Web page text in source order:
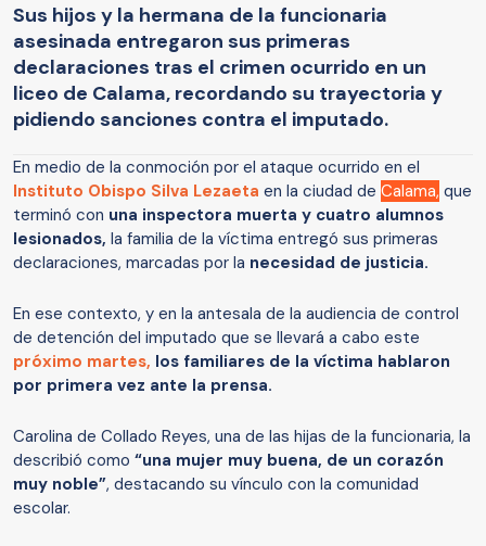
Sus hijos y la hermana de la funcionaria
asesinada entregaron sus primeras
declaraciones tras el crimen ocurrido en un
liceo de Calama, recordando su trayectoria y
pidiendo sanciones contra el imputado.
En medio de la conmoción por el ataque ocurrido en el
Instituto Obispo Silva Lezaeta en la ciudad de Calama, que
terminó con una inspectora muerta y cuatro alumnos
lesionados, la familia de la víctima entregó sus primeras
declaraciones, marcadas por la necesidad de justicia.
En ese contexto, y en la antesala de la audiencia de control
de detención del imputado que se llevará a cabo este
próximo martes, los familiares de la víctima hablaron
por primera vez ante la prensa.
Carolina de Collado Reyes, una de las hijas de la funcionaria, la
describió como “una mujer muy buena, de un corazón
muy noble”, destacando su vínculo con la comunidad
escolar.